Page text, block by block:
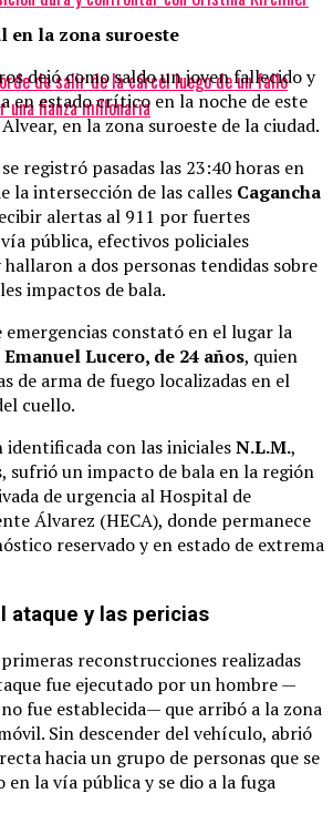
de salir de la cárcel luego de un fallo
una fianza millonaria
en la zona suroeste
dejó como saldo un joven fallecido y
en estado crítico en la noche de este
en la zona suroeste de la ciudad.
registró pasadas las 23:40 horas en
la intersección de las calles Cagancha
alertas al 911 por fuertes
pública, efectivos policiales
a dos personas tendidas sobre
impactos de bala.
emergencias constató en el lugar la
Lucero, de 24 años, quien
de arma de fuego localizadas en el
cuello.
con las inicialesN.L.M.,
sufrió un impacto de bala en la región
de urgencia al Hospital de
Álvarez (HECA), donde permanece
reservado y en estado de extrema
ataque y las pericias
reconstrucciones realizadas
fue ejecutado por un hombre —
fue establecida— que arribó a la zona
Sin descender del vehículo, abrió
hacia un grupo de personas que se
la vía pública y se dio a la fuga